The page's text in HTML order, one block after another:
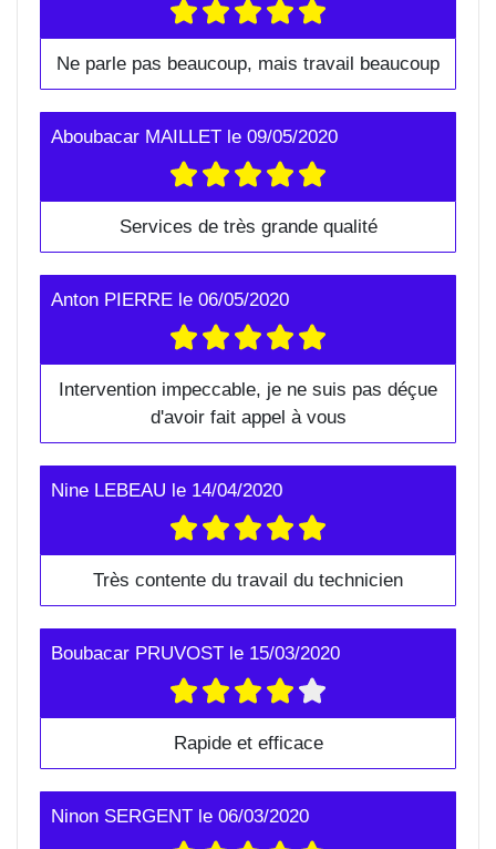
Ne parle pas beaucoup, mais travail beaucoup
Aboubacar MAILLET le 09/05/2020
Services de très grande qualité
Anton PIERRE le 06/05/2020
Intervention impeccable, je ne suis pas déçue
d'avoir fait appel à vous
Nine LEBEAU le 14/04/2020
Très contente du travail du technicien
Boubacar PRUVOST le 15/03/2020
Rapide et efficace
Ninon SERGENT le 06/03/2020